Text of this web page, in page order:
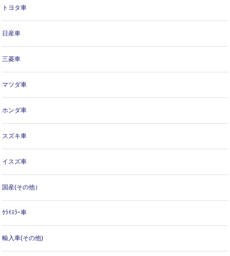
トヨタ車
日産車
三菱車
マツダ車
ホンダ車
スズキ車
イスズ車
国産(その他）
ｸﾗｲｽﾗｰ車
輸入車(その他)